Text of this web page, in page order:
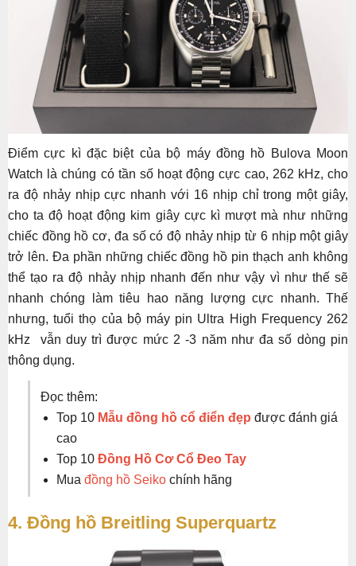
Điểm cực kì đặc biệt của bộ máy đồng hồ Bulova Moon
Watch là chúng có tần số hoạt động cực cao, 262 kHz, cho
ra độ nhảy nhịp cực nhanh với 16 nhịp chỉ trong một giây,
cho ta độ hoạt động kim giây cực kì mượt mà như những
chiếc đồng hồ cơ, đa số có độ nhảy nhịp từ 6 nhịp một giây
trở lên. Đa phần những chiếc đồng hồ pin thạch anh không
thể tạo ra độ nhảy nhịp nhanh đến như vậy vì như thế sẽ
nhanh chóng làm tiêu hao năng lượng cực nhanh. Thế
nhưng, tuổi thọ của bộ máy pin Ultra High Frequency 262
kHz vẫn duy trì được mức 2 -3 năm như đa số dòng pin
thông dụng.
Đọc thêm:
Top 10 Mẫu đồng hồ cổ điển đẹp được đánh giá
cao
Top 10 Đồng Hồ Cơ Cổ Đeo Tay
Mua đồng hồ Seiko chính hãng
4. Đồng hồ Breitling Superquartz